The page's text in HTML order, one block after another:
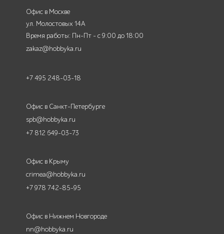
Офис в Москве
ул. Молостовых 14А
Время работы: Пн-Пт - с 9:00 до 18:00
zakaz@hobbyka.ru
+7 495 248-03-18
Офис в Санкт-Петербурге
spb@hobbyka.ru
+7 812 649-03-73
Офис в Крыму
crimea@hobbyka.ru
+7 978 742-85-95
Офис в Нижнем Новгороде
nn@hobbyka.ru